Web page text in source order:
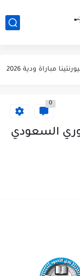
مباراة ودية 2026
مباراة ودية 2026
0
السعودي